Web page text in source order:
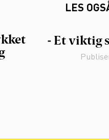
LES
- Et viktig